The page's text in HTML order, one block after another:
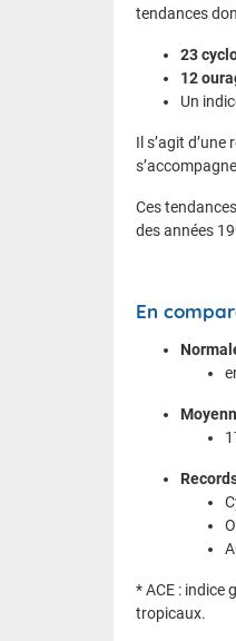
tendances
23
12
Un
Il s’agit
Ces
des années
En
* ACE : indice
tropicaux.